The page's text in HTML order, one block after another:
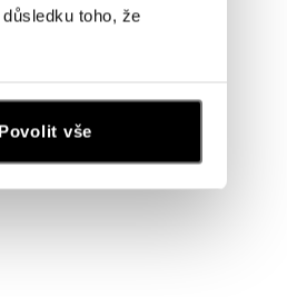
toho, že
Povolit vše